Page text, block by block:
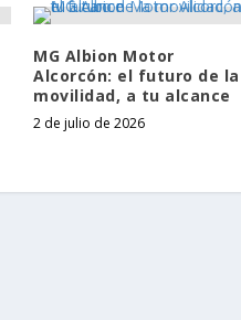
MG Albion Motor
Alcorcón: el futuro de la
movilidad, a tu alcance
2 de julio de 2026